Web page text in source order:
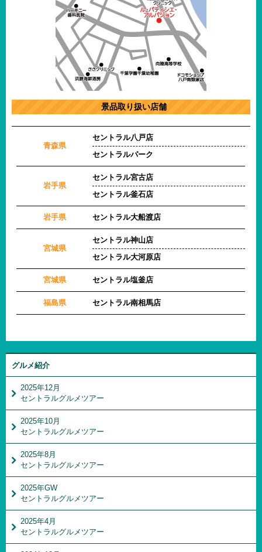
景品取り扱い店舗
青森県
セントラル八戸店
セントラルパーク
岩手県
セントラル宮古店
セントラル釜石店
岩手県 セントラル大船渡店
宮城県
セントラル神山店
セントラル大河原店
宮城県 セントラル塩釜店
福島県 セントラル南相馬店
グルメ紹介
2025年12月
セントラルグルメツアー
2025年10月
セントラルグルメツアー
2025年8月
セントラルグルメツアー
2025年GW
セントラルグルメツアー
2025年4月
セントラルグルメツアー